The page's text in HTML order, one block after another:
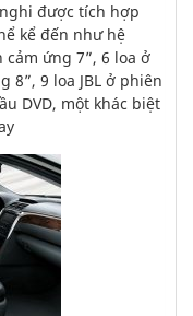
được tích hợp
kể đến như hệ
ứng 7”, 6 loa ở
8”, 9 loa JBL ở phiên
DVD, một khác biệt